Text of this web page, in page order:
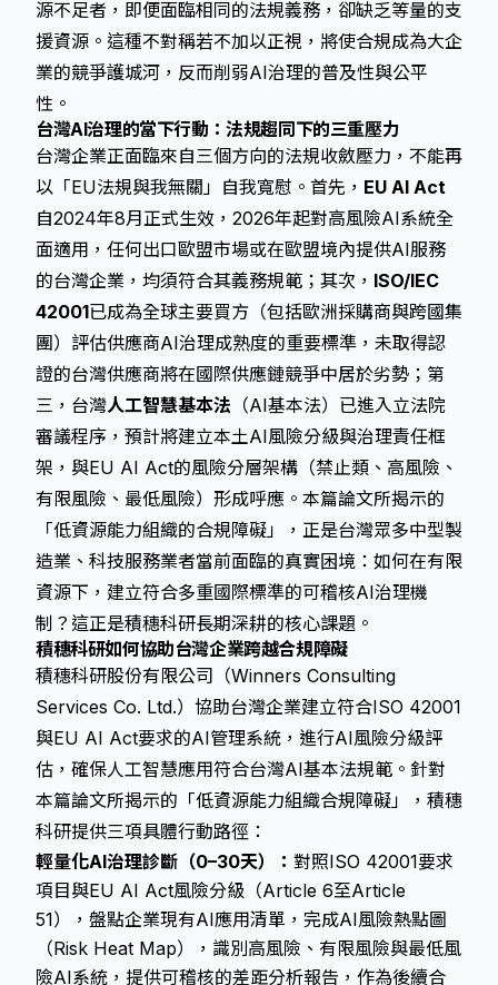
源不足者，即便面臨相同的法規義務，卻缺乏等量的支
援資源。這種不對稱若不加以正視，將使合規成為大企
業的競爭護城河，反而削弱AI治理的普及性與公平
性。
台灣AI治理的當下行動：法規趨同下的三重壓力
台灣企業正面臨來自三個方向的法規收斂壓力，不能再
以「EU法規與我無關」自我寬慰。首先， EU AI Act
自2024年8月正式生效，2026年起對高風險AI系統全
面適用，任何出口歐盟市場或在歐盟境內提供AI服務
的台灣企業，均須符合其義務規範；其次， ISO/IEC
42001已成為全球主要買方（包括歐洲採購商與跨國集
團）評估供應商AI治理成熟度的重要標準，未取得認
證的台灣供應商將在國際供應鏈競爭中居於劣勢；第
三，台灣人工智慧基本法 （AI基本法）已進入立法院
審議程序，預計將建立本土AI風險分級與治理責任框
架，與EU AI Act的風險分層架構（禁止類、高風險、
有限風險、最低風險）形成呼應。本篇論文所揭示的
「低資源能力組織的合規障礙」，正是台灣眾多中型製
造業、科技服務業者當前面臨的真實困境：如何在有限
資源下，建立符合多重國際標準的可稽核AI治理機
制？這正是積穗科研長期深耕的核心課題。
積穗科研如何協助台灣企業跨越合規障礙
積穗科研股份有限公司（Winners Consulting
Services Co. Ltd.）協助台灣企業建立符合ISO 42001
與EU AI Act要求的AI管理系統，進行AI風險分級評
估，確保人工智慧應用符合台灣AI基本法規範。針對
本篇論文所揭示的「低資源能力組織合規障礙」，積穗
科研提供三項具體行動路徑：
輕量化AI治理診斷（0–30天）： 對照ISO 42001要求
項目與EU AI Act風險分級（Article 6至Article
51），盤點企業現有AI應用清單，完成AI風險熱點圖
（Risk Heat Map），識別高風險、有限風險與最低風
險AI系統，提供可稽核的差距分析報告，作為後續合